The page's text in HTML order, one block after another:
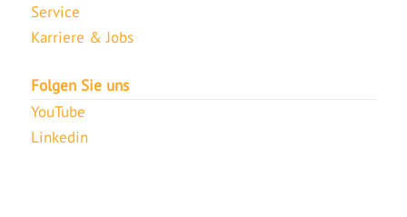
Service
Karriere & Jobs
Folgen Sie uns
YouTube
Linkedin